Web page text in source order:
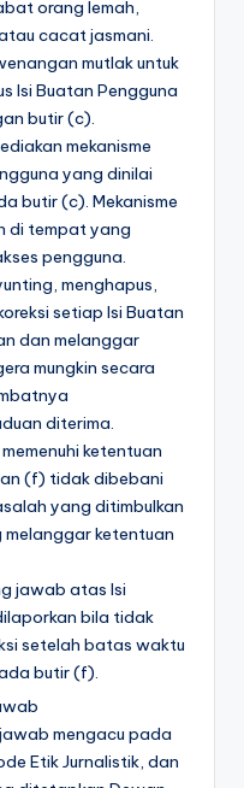
orang lemah,
cacat jasmani.
mutlak untuk
Isi Buatan Pengguna
butir (c).
mekanisme
yang dinilai
butir (c). Mekanisme
di tempat yang
pengguna.
menghapus,
setiap Isi Buatan
dan melanggar
mungkin secara
diterima.
ketentuan
(f) tidak dibebani
yang ditimbulkan
ketentuan
jawab atas Isi
bila tidak
setelah batas waktu
butir (f).
mengacu pada
Etik Jurnalistik, dan